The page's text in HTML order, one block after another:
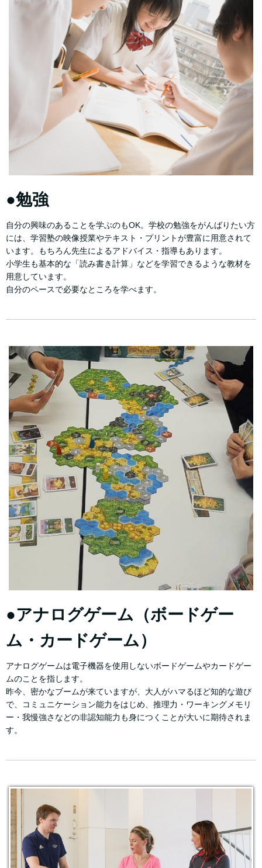
●勉強
自分の興味のあることを学ぶのもOK。学校の勉強をがんばりたい方
には、学習塾の映像授業やテキスト・プリントが豊富に用意されて
います。もちろん先生によるアドバイス・指導もあります。
小学生も基本的な「読み書き計算」などを学習できるような教材を
用意しています。
自分のペースで必要なところを学べます。
●アナログゲーム（ボードゲー
ム・カードゲーム）
アナログゲームは電子機器を使用しないボードゲームやカードゲー
ムのことを指します。
昨今、密かなブームが来ていますが、大人がハマるほど知的な遊び
で、コミュニケーション能力をはじめ、推理力・ワーキングメモリ
ー・我慢強さなどの非認知能力も身につくことが大いに期待されま
す。